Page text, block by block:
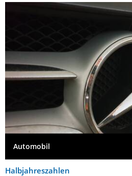
Automobil
Halbjahreszahlen